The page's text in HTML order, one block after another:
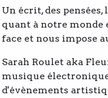
Un écrit, des
quant à notre
face et nous impose
Sarah Roulet aka
musique
d'évènements